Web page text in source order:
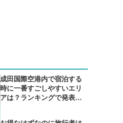
成田国際空港内で宿泊する
時に一番すごしやすいエリ
アは？ランキングで発表し